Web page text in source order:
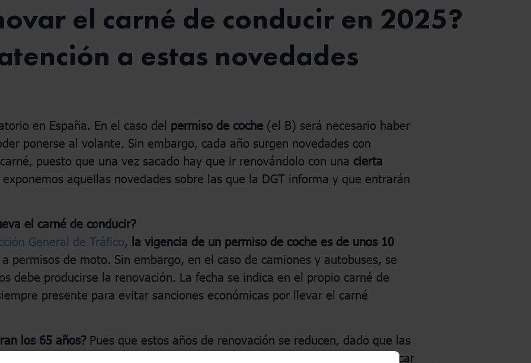
el carné de conducir en 2025?
a estas novedades
en España. En el caso del permiso de coche (el B) será necesario haber
ponerse al volante. Sin embargo, cada año surgen novedades con
puesto que una vez sacado hay que ir renovándolo con una cierta
aquellas novedades sobre las que la DGT informa y que entrarán
el carné de conducir?
General de Tráfico, la vigencia de un permiso de coche es de unos 10
permisos de moto. Sin embargo, en el caso de camiones y autobuses, se
debe producirse la renovación. La fecha se indica en el propio carné de
presente para evitar sanciones económicas por llevar el carné
los 65 años? Pues que estos años de renovación se reducen, dado que las
una edad avanzada donde la falta de reflejos o de audición pueden provocar